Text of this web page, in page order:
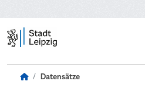
Datensätze